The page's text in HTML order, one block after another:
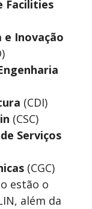
Facilities
e Inovação
(CDI)
(CSC)
Serviços
(CGC)
estão o
além da